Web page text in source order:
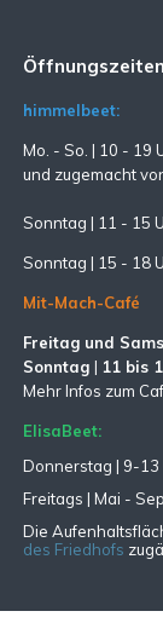
Öffnungszeiten
himmelbeet:
Mo. - So. | 10 - 19
und zugemacht
Sonntag | 11 - 15
Sonntag | 15 - 18
Mit-Mach-Café
Freitag und
Sonntag | 11 bis
Mehr Infos zum
ElisaBeet:
Donnerstag | 9-13
Freitags | Mai -
Die
des Friedhofs